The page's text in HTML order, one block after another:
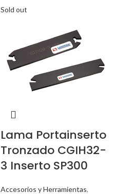
Sold out
Lama Portainserto
Tronzado CGIH32-
3 Inserto SP300
Accesorios y Herramientas,